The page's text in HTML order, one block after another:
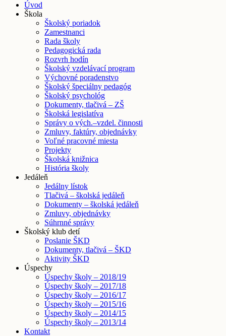
Úvod
Škola
Školský poriadok
Zamestnanci
Rada školy
Pedagogická rada
Rozvrh hodín
Školský vzdelávací program
Výchovné poradenstvo
Školský špeciálny pedagóg
Školský psychológ
Dokumenty, tlačivá – ZŠ
Školská legislatíva
Správy o vých.–vzdel. činnosti
Zmluvy, faktúry, objednávky
Voľné pracovné miesta
Projekty
Školská knižnica
História školy
Jedáleň
Jedálny lístok
Tlačivá – školská jedáleň
Dokumenty – školská jedáleň
Zmluvy, objednávky
Súhrnné správy
Školský klub detí
Poslanie ŠKD
Dokumenty, tlačivá – ŠKD
Aktivity ŠKD
Úspechy
Úspechy školy – 2018/19
Úspechy školy – 2017/18
Úspechy školy – 2016/17
Úspechy školy – 2015/16
Úspechy školy – 2014/15
Úspechy školy – 2013/14
Kontakt